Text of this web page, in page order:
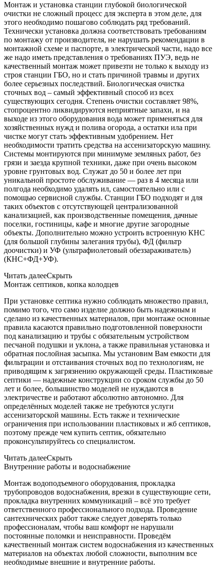
Монтаж и установка станции глубокой биологической
очистки не сложный процесс для эксперта в этом деле, для
этого необходимо пошагово соблюдать ряд требований.
Технически установка должна соответствовать требованиям
по монтажу от производителя, не нарушать рекомендации в
монтажной схеме и паспорте, в электрической части, надо все
же надо иметь представления о требованиях ПУЭ, ведь не
качественный монтаж может привезти не только к выходу из
строя станции ГБО, но и стать причиной травмы и других
более серьезных последствий. Биологическая очистка
сточных вод – самый эффективный способ из всех
существующих сегодня. Степень очистки составляет 98%,
стопроцентно ликвидируются неприятные запахи, и на
выходе из этого оборудования вода может применяться для
хозяйственных нужд и полива огорода, а остатки ила при
чистке могут стать эффективным удобрением. Нет
необходимости тратить средства на ассенизаторскую машину.
Системы монтируются при минимуме земляных работ, без
грязи и заезда крупной техники, даже при очень высоком
уровне грунтовых вод. Служат до 50 и более лет при
уникальной простоте обслуживание — раз в 4 месяца или
полгода необходимо удалять ил, самостоятельно или с
помощью сервисной службы. Станции ГБО подходят и для
таких объектов с отсутствующей централизованной
канализацией, как производственные помещения, дачные
поселки, гостиницы, кафе и многие другие загородные
объекты. Дополнительно можно устроить встроенную КНС
(для большой глубины залегания трубы), ФД (фильтр
доочистки) и УФ (ультрафиолетовый обеззараживатель)
(КНС+ФД+УФ).
Читать далееСкрыть
Монтаж септиков, копка колодцев
При установке септика нужно соблюдать множество правил,
помимо того, что само изделие должно быть надежным и
сделано из качественных материалов, при монтаже основные
правила касаются правильно подготовленной поверхности
под канализацию и трубы с обязательным устройством
песчаной подушки и уклона, а также правильная установка и
обратная послойная засыпка. Мы установим Вам емкости для
фильтрации и отстаивания сточных вод по технологиям, не
приводящим к загрязнению окружающей среды. Пластиковые
септики — надежные конструкции со сроком службы до 50
лет и более, большинство моделей не нуждаются в
электричестве и работают абсолютно автономно. Для
определённых моделей также не требуются услуги
ассенизаторской машины. Есть также и технические
ограничения при использовании пластиковых и жб септиков,
поэтому прежде чем купить септик, обязательно
проконсультируйтесь со специалистом.
Читать далееСкрыть
Внутренние работы и водоснабжение
Монтаж водоподъемного оборудования, прокладка
трубопроводов водоснабжения, врезки в существующие сети,
прокладка внутренних коммуникаций – всё это требует
ответственного профессионального подхода. Проведение
сантехнических работ также следует доверять только
профессионалам, чтобы ваш комфорт не нарушали
постоянные поломки и неисправности. Проведём
качественный монтаж систем водоснабжения из качественных
материалов на объектах любой сложности, выполним все
необходимые внешние и внутренние работы.